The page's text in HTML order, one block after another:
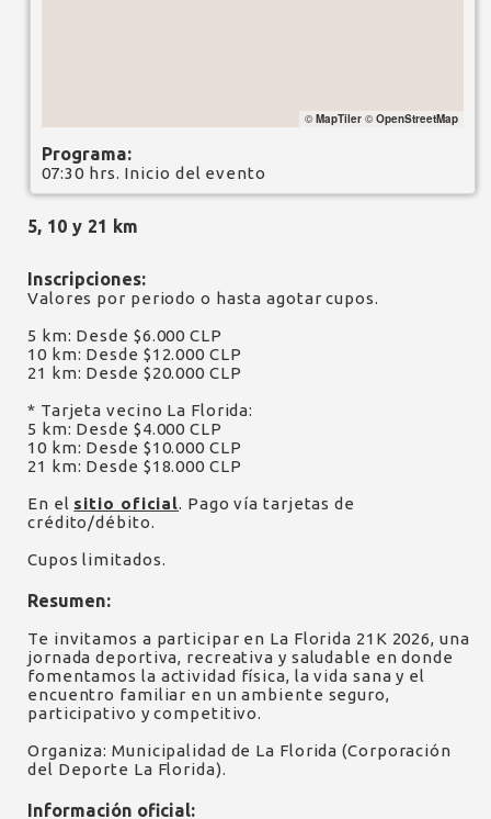
© MapTiler© OpenStreetMap
Programa:
07:30 hrs. Inicio del evento
5, 10 y 21 km
Inscripciones:
Valores por periodo o hasta agotar cupos.
5 km: Desde $6.000 CLP
10 km: Desde $12.000 CLP
21 km: Desde $20.000 CLP
* Tarjeta vecino La Florida:
5 km: Desde $4.000 CLP
10 km: Desde $10.000 CLP
21 km: Desde $18.000 CLP
En el sitio oficial. Pago vía tarjetas de
crédito/débito.
Cupos limitados.
Resumen:
Te invitamos a participar en La Florida 21K 2026, una
jornada deportiva, recreativa y saludable en donde
fomentamos la actividad física, la vida sana y el
encuentro familiar en un ambiente seguro,
participativo y competitivo.
Organiza: Municipalidad de La Florida (Corporación
del Deporte La Florida).
Información oficial: